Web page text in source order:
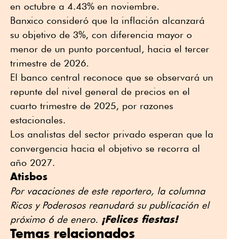
en octubre a 4.43% en noviembre.
Banxico consideró que la inflación alcanzará
su objetivo de 3%, con diferencia mayor o
menor de un punto porcentual, hacia el tercer
trimestre de 2026.
El banco central reconoce que se observará un
repunte del nivel general de precios en el
cuarto trimestre de 2025, por razones
estacionales.
Los analistas del sector privado esperan que la
convergencia hacia el objetivo se recorra al
año 2027.
Atisbos
Por vacaciones de este reportero, la columna
Ricos y Poderosos reanudará su publicación el
próximo 6 de enero. ¡Felices fiestas!
Temas relacionados